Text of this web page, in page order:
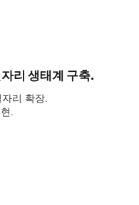
리 생태계 구축.
리 확장.
.